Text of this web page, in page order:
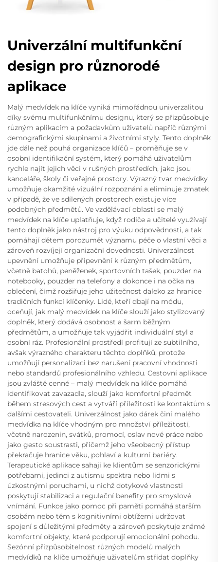
Univerzální multifunkční
design pro různorodé
aplikace
Malý medvídek na klíče vyniká mimořádnou univerzalitou
díky svému multifunkčnímu designu, který se přizpůsobuje
různým aplikacím a požadavkům uživatelů napříč různými
demografickými skupinami a životními styly. Tento doplněk
jde dále než pouhá organizace klíčů – proměňuje se v
osobní identifikační systém, který pomáhá uživatelům
rychle najít jejich věci v rušných prostředích, jako jsou
kanceláře, školy či veřejné prostory. Výrazný tvar medvídky
umožňuje okamžité vizuální rozpoznání a eliminuje zmatek
v případě, že ve sdílených prostorech existuje více
podobných předmětů. Ve vzdělávací oblasti se malý
medvídek na klíče uplatňuje, když rodiče a učitelé využívají
tento doplněk jako nástroj pro výuku odpovědnosti, a tak
pomáhají dětem porozumět významu péče o vlastní věci a
zároveň rozvíjejí organizační dovednosti. Univerzálnost
upevnění umožňuje připevnění k různým předmětům,
včetně batohů, peněženek, sportovních tašek, pouzder na
notebooky, pouzder na telefony a dokonce i na očka na
oblečení, čímž rozšiřuje jeho užitečnost daleko za hranice
tradičních funkcí klíčenky. Lidé, kteří dbají na módu,
oceňují, jak malý medvídek na klíče slouží jako stylizovaný
doplněk, který dodává osobnost a šarm běžným
předmětům, a umožňuje tak vyjádřit individuální styl a
osobní ráz. Profesionální prostředí profitují ze subtilního,
avšak výrazného charakteru těchto doplňků, protože
umožňují personalizaci bez narušení pracovní vhodnosti
nebo standardů profesionálního vzhledu. Cestovní aplikace
jsou zvláště cenné – malý medvídek na klíče pomáhá
identifikovat zavazadla, slouží jako komfortní předmět
během stresových cest a vytváří příležitosti ke kontaktům s
dalšími cestovateli. Univerzálnost jako dárek činí malého
medvídka na klíče vhodným pro množství příležitostí,
včetně narozenin, svátků, promocí, oslav nové práce nebo
jako gesto soustrasti, přičemž jeho všeobecný přístup
překračuje hranice věku, pohlaví a kulturní bariéry.
Terapeutické aplikace sahají ke klientům se senzorickými
potřebami, jedinci z autismu spektra nebo lidmi s
úzkostnými poruchami, u nichž dotykové vlastnosti
poskytují stabilizaci a regulační benefity pro smyslové
vnímání. Funkce jako pomoc při paměti pomáhá starším
osobám nebo těm s kognitivními obtížemi udržovat
spojení s důležitými předměty a zároveň poskytuje známé
komfortní objekty, které podporují emocionální pohodu.
Sezónní přizpůsobitelnost různých modelů malých
medvídků na klíče umožňuje uživatelům střídat doplňky